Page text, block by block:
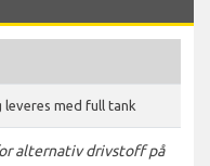
med full tank
alternativ drivstoff på